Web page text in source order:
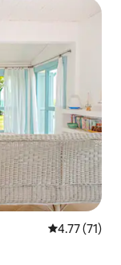
5 ರಲ್ಲಿ 4.77
4.77 (71)